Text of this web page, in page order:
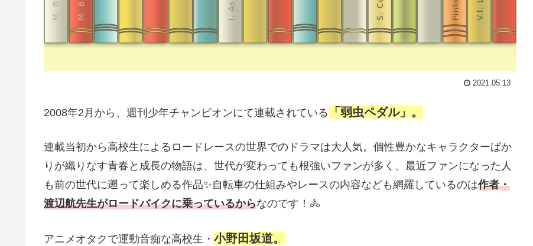
2021.05.13
2008年2月から、週刊少年チャンピオンにて連載されている 「弱虫ペダル」。
連載当初から高校生によるロードレースの世界でのドラマは大人気。個性豊かなキャラクターばか
りが織りなす青春と成長の物語は、世代が変わっても根強いファンが多く、最近ファンになった人
も前の世代に遡って楽しめる作品✨自転車の仕組みやレースの内容なども網羅しているのは作者・
渡辺航先生がロードバイクに乗っているからなのです！🚴
アニメオタクで運動音痴な高校生・ 小野田坂道。